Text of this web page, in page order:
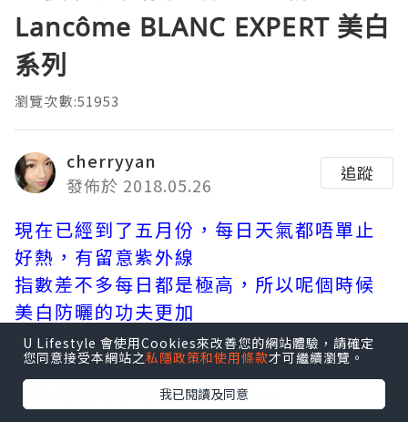
Lancôme BLANC EXPERT 美白
系列
瀏覽次數:51953
cherryyan
發佈於 2018.05.26
追蹤
現在已經到了五月份，每日天氣都唔單止
好熱，有留意紫外線
指數差不多每日都是極高，所以呢個時候
美白防曬的功夫更加
不可以怠慢，若果還懶的話，終有一天肌
膚浮現色斑，膚色比
同齡看起來衰老就定必後悔~~
U Lifestyle 會使用Cookies來改善您的網站體驗，請確定
您同意接受本網站之私隱政策和使用條款才可繼續瀏覽。
我已閱讀及同意